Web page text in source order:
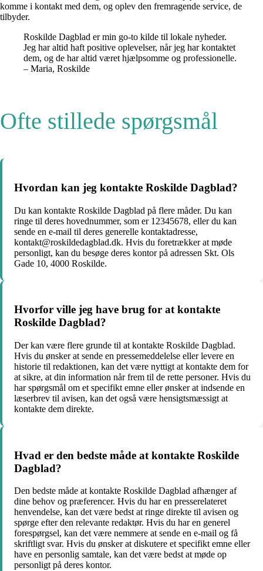
komme i kontakt med dem, og oplev den fremragende service, de
tilbyder.
Roskilde Dagblad er min go-to kilde til lokale nyheder.
Jeg har altid haft positive oplevelser, når jeg har kontaktet
dem, og de har altid været hjælpsomme og professionelle.
– Maria, Roskilde
Ofte stillede spørgsmål
Hvordan kan jeg kontakte Roskilde Dagblad?
Du kan kontakte Roskilde Dagblad på flere måder. Du kan
ringe til deres hovednummer, som er 12345678, eller du kan
sende en e-mail til deres generelle kontaktadresse,
kontakt@roskildedagblad.dk. Hvis du foretrækker at møde
personligt, kan du besøge deres kontor på adressen Skt. Ols
Gade 10, 4000 Roskilde.
Hvorfor ville jeg have brug for at kontakte
Roskilde Dagblad?
Der kan være flere grunde til at kontakte Roskilde Dagblad.
Hvis du ønsker at sende en pressemeddelelse eller levere en
historie til redaktionen, kan det være nyttigt at kontakte dem for
at sikre, at din information når frem til de rette personer. Hvis du
har spørgsmål om et specifikt emne eller ønsker at indsende en
læserbrev til avisen, kan det også være hensigtsmæssigt at
kontakte dem direkte.
Hvad er den bedste måde at kontakte Roskilde
Dagblad?
Den bedste måde at kontakte Roskilde Dagblad afhænger af
dine behov og præferencer. Hvis du har en presserelateret
henvendelse, kan det være bedst at ringe direkte til avisen og
spørge efter den relevante redaktør. Hvis du har en generel
forespørgsel, kan det være nemmere at sende en e-mail og få
skriftligt svar. Hvis du ønsker at diskutere et specifikt emne eller
have en personlig samtale, kan det være bedst at møde op
personligt på deres kontor.